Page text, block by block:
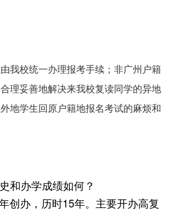
我校统一办理报考手续；非广州户籍
理妥善地解决来我校复读同学的异地
地学生回原户籍地报名考试的麻烦和
和办学成绩如何？
创办，历时15年。主要开办高复